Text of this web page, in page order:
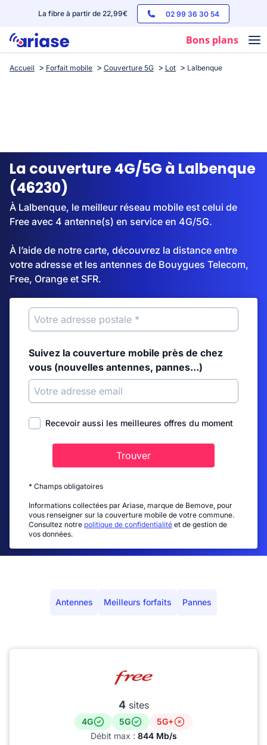
La fibre à partir de 22,99€ 02 99 36 30 54
Bons plans
Box internet
Streaming
Accueil Forfait mobile Couverture 5G Lot Lalbenque
La couverture 4G/5G à Lalbenque
(46230)
À Lalbenque, le meilleur réseau mobile est celui de
Free avec 4 antenne(s) en service en 4G/5G.
À l’aide de notre carte, découvrez la distance entre
votre adresse et les antennes de Bouygues Telecom,
Free, Orange et SFR.
Suivez la couverture mobile près de chez
vous (nouvelles antennes, pannes...)
Recevoir aussi les meilleures offres du moment
Trouver
* Champs obligatoires
Informations collectées par Ariase, marque de Bemove, pour
vous renseigner sur la couverture mobile de votre commune.
Consultez notre politique de confidentialité et de gestion de
vos données.
Antennes Meilleurs forfaits Pannes
4sites
4G 5G
5G+
Débit max : 844 Mb/s